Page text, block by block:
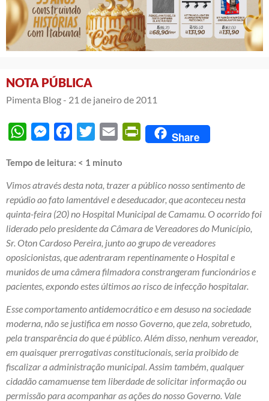
NOTA PÚBLICA
Pimenta Blog - 21 de janeiro de 2011
WhatsAppMessengerFacebook
Twitter Email PrintFriendly
Share
Tempo de leitura: < 1 minuto
Vimos através desta nota, trazer a público nosso sentimento de
repúdio ao fato lamentável e deseducador, que aconteceu nesta
quinta-feira (20) no Hospital Municipal de Camamu. O ocorrido foi
liderado pelo presidente da Câmara de Vereadores do Município,
Sr. Oton Cardoso Pereira, junto ao grupo de vereadores
oposicionistas, que adentraram repentinamente o Hospital e
munidos de uma câmera filmadora constrangeram funcionários e
pacientes, expondo estes últimos ao risco de infecção hospitalar.
Esse comportamento antidemocrático e em desuso na sociedade
moderna, não se justifica em nosso Governo, que zela, sobretudo,
pela transparência do que é público. Além disso, nenhum vereador,
em quaisquer prerrogativas constitucionais, seria proibido de
fiscalizar a administração municipal. Assim também, qualquer
cidadão camamuense tem liberdade de solicitar informação ou
permissão para acompanhar as ações do nosso Governo. Vale